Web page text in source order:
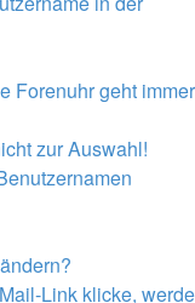
Forenuhr geht immer
zur Auswahl!
Link klicke, werde